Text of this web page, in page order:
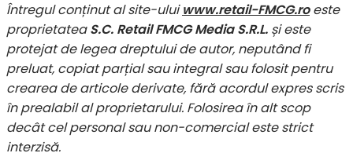
Întregul conținut al site-uluiwww.retail-FMCG.roeste
proprietateaS.C. Retail FMCG Media S.R.L. și este
protejat de legea dreptului de autor, neputând fi
preluat, copiat parțial sau integral sau folosit pentru
crearea de articole derivate, fără acordul expres scris
în prealabil al proprietarului. Folosirea în alt scop
decât cel personal sau non-comercial este strict
interzisă.